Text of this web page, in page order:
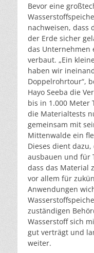
Bevor eine
nachweisen, dass
der Erde sicher
das Unternehmen
verbaut. „Ein
haben wir
Doppelrohrtour“,
Hayo Seeba die
bis in 1.000 Meter
die Materialtests
gemeinsam mit
Mittenwalde ein
Dieses dient
ausbauen und für
dass das Material
vor allem für
Anwendungen
zuständigen
Wasserstoff sich
gut verträgt und
weiter.